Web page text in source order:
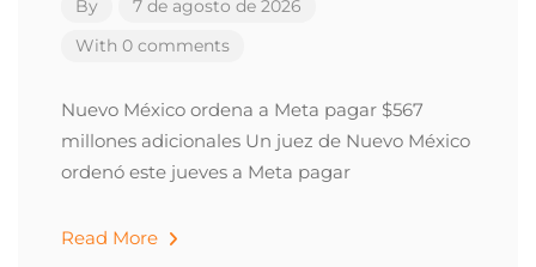
By
7 de agosto de 2026
With 0 comments
Nuevo México ordena a Meta pagar $567
millones adicionales Un juez de Nuevo México
ordenó este jueves a Meta pagar
Read More